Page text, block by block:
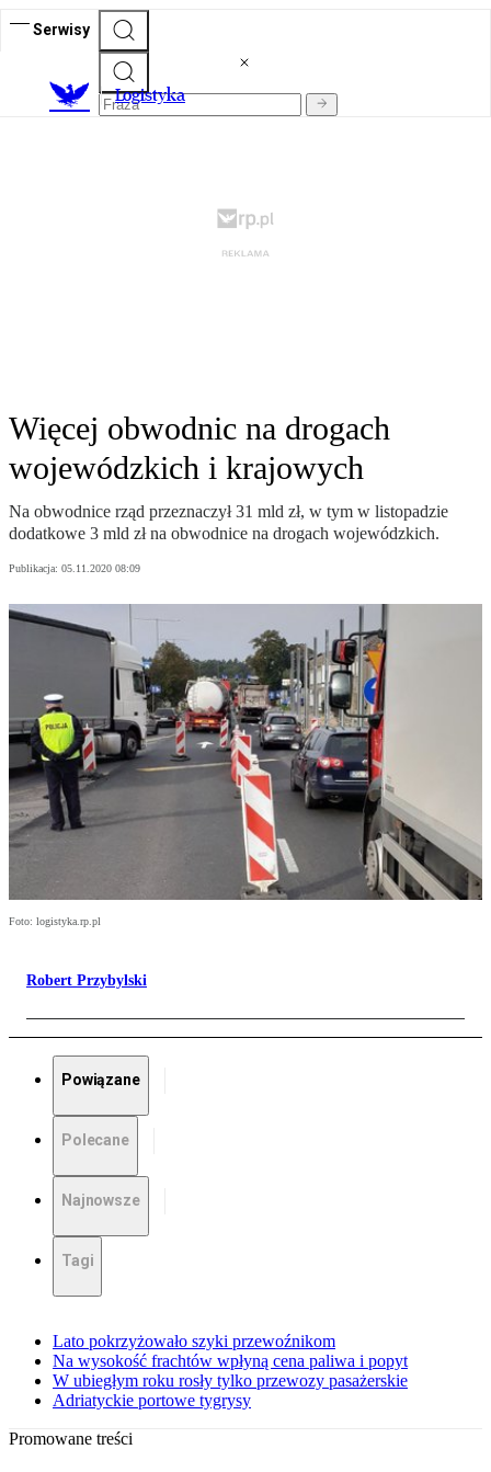
Serwisy
Logistyka
Więcej obwodnic na drogach
wojewódzkich i krajowych
Na obwodnice rząd przeznaczył 31 mld zł, w tym w listopadzie
dodatkowe 3 mld zł na obwodnice na drogach wojewódzkich.
Publikacja: 05.11.2020 08:09
Foto: logistyka.rp.pl
Robert Przybylski
Powiązane
Polecane
Najnowsze
Tagi
Lato pokrzyżowało szyki przewoźnikom
Na wysokość frachtów wpłyną cena paliwa i popyt
W ubiegłym roku rosły tylko przewozy pasażerskie
Adriatyckie portowe tygrysy
Promowane treści